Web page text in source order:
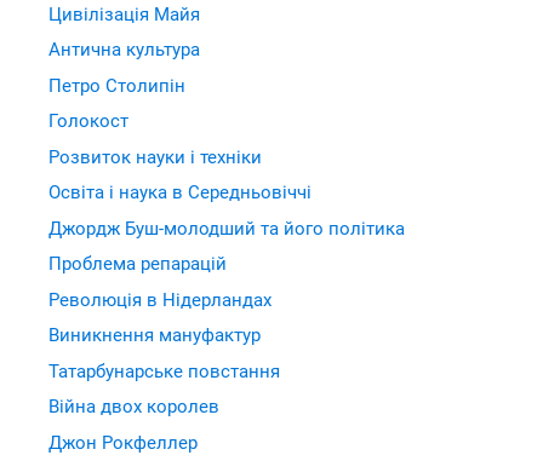
Цивілізація Майя
Антична культура
Петро Столипін
Голокост
Розвиток науки і техніки
Освіта і наука в Середньовіччі
Джордж Буш-молодший та його політика
Проблема репарацій
Революція в Нідерландах
Виникнення мануфактур
Татарбунарське повстання
Війна двох королев
Джон Рокфеллер